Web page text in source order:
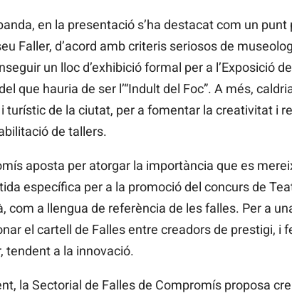
en la presentació s’ha destacat com un
Faller, d’acord amb criteris seriosos de
un lloc d’exhibició formal per a l’Exposició
que hauria de ser l’“Indult del Foc”. A més,
turístic de la ciutat, per a fomentar la creativitat i
de tallers.
aposta per atorgar la importància que es
específica per a la promoció del concurs de
com a llengua de referència de les falles. Per a
el cartell de Falles entre creadors de prestigi,
tendent a la innovació.
la Sectorial de Falles de Compromís proposa